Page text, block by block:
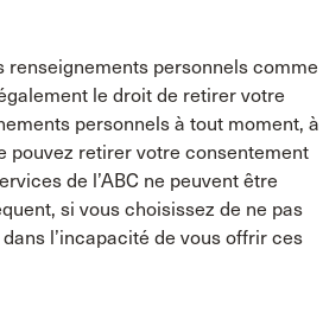
renseignements personnels comme
le droit de retirer votre
personnels à tout moment, à
pouvez retirer votre consentement
de l’ABC ne peuvent être
si vous choisissez de ne pas
l’incapacité de vous offrir ces